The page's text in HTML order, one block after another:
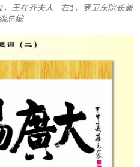
王在齐夫人 右1，罗卫东院长兼
总编